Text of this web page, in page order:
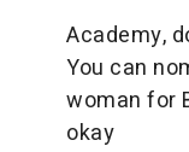
Academy,
You can
woman for
okay